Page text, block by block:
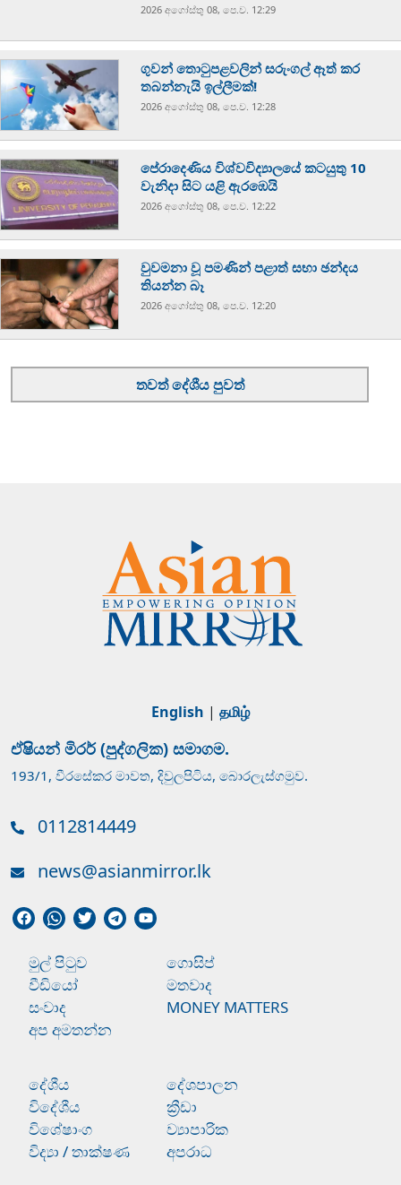
2026 අගෝස්‍තු 08, පෙ.ව. 12:29
ගුවන් තොටුපළවලින් සරුංගල් ඈත් කර
තබන්නැයි ඉල්ලීමක්!
2026 අගෝස්‍තු 08, පෙ.ව. 12:28
පේරාදෙණිය විශ්වවිද්‍යාලයේ කටයුතු 10
වැනිදා සිට යළි ඇරඹෙයි
2026 අගෝස්‍තු 08, පෙ.ව. 12:22
වුවමනා වූ පමණින් පළාත් සභා ඡන්දය
තියන්න බෑ
2026 අගෝස්‍තු 08, පෙ.ව. 12:20
තවත් දේශීය පුවත්
English | தமிழ்
ඒෂියන් මිරර් (පුද්ගලික) සමාගම.
193/1, වීරසේකර මාවත, දිවුලපිටිය, බොරලැස්ගමුව.
0112814449
news@asianmirror.lk
මුල් පිටුව
ගොසිප්
වීඩියෝ
මතවාද
සංවාද
MONEY MATTERS
අප අමතන්න
දේශීය
දේශපාලන
විදේශීය
ක්‍රීඩා
විශේෂාංග
ව්‍යාපාරික
විද්‍යා / තාක්ෂණ
අපරාධ